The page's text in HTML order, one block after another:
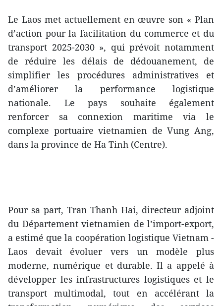
Le Laos met actuellement en œuvre son « Plan
d’action pour la facilitation du commerce et du
transport 2025-2030 », qui prévoit notamment
de réduire les délais de dédouanement, de
simplifier les procédures administratives et
d’améliorer la performance logistique
nationale. Le pays souhaite également
renforcer sa connexion maritime via le
complexe portuaire vietnamien de Vung Ang,
dans la province de Ha Tinh (Centre).
Pour sa part, Tran Thanh Hai, directeur adjoint
du Département vietnamien de l’import-export,
a estimé que la coopération logistique Vietnam -
Laos devait évoluer vers un modèle plus
moderne, numérique et durable. Il a appelé à
développer les infrastructures logistiques et le
transport multimodal, tout en accélérant la